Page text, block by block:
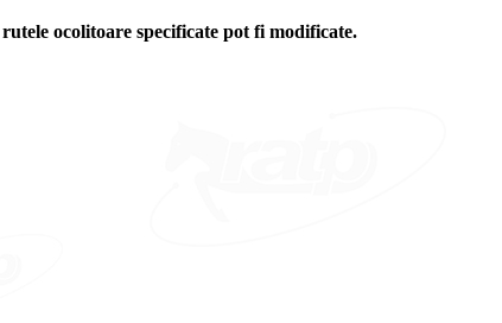
ocolitoare specificate pot fi modificate.